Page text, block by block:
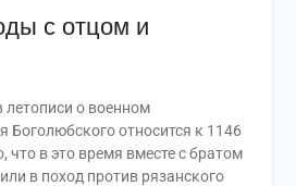
с отцом и
летописи о военном
Боголюбского относится к 1146
что в это время вместе с братом
в поход против рязанского